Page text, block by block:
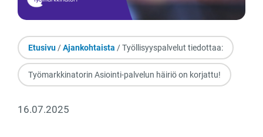
Etusivu /Ajankohtaista / Työllisyyspalvelut tiedottaa:
Työmarkkinatorin Asiointi-palvelun häiriö on korjattu!
16.07.2025